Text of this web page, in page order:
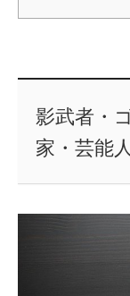
影武者・
家・芸能